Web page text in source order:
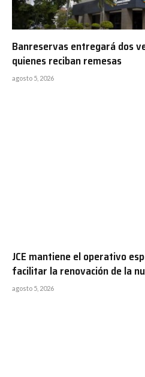
Banreservas entregará dos
quienes reciban remesas
agosto 5, 2026
JCE mantiene el operativo
facilitar la renovación de la
agosto 5, 2026